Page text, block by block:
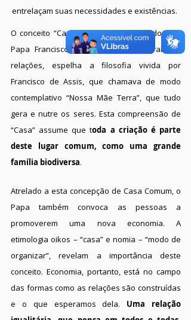
entrelaçam suas necessidades e existências.
O conceito “Casa Comum”, apresentado pelo
Papa Francisco neste enfoque integral das
relações, espelha a filosofia vivida por
Francisco de Assis, que chamava de modo
contemplativo “Nossa Mãe Terra”, que tudo
gera e nutre os seres. Esta compreensão de
“Casa” assume que toda a criação é parte
deste lugar comum, como uma grande
família biodiversa.
Atrelado a esta concepção de Casa Comum, o
Papa também convoca as pessoas a
promoverem uma nova economia. A
etimologia oikos – “casa” e nomia – “modo de
organizar”, revelam a importância deste
conceito. Economia, portanto, está no campo
das formas como as relações são construídas
e o que esperamos dela. Uma relação